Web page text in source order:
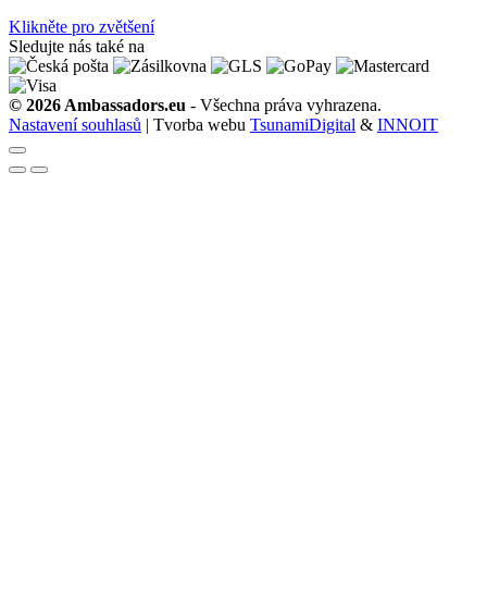
Klikněte pro zvětšení
Sledujte nás také na
© 2026 Ambassadors.eu - Všechna práva vyhrazena.
Nastavení souhlasů | Tvorba webu TsunamiDigital & INNOIT